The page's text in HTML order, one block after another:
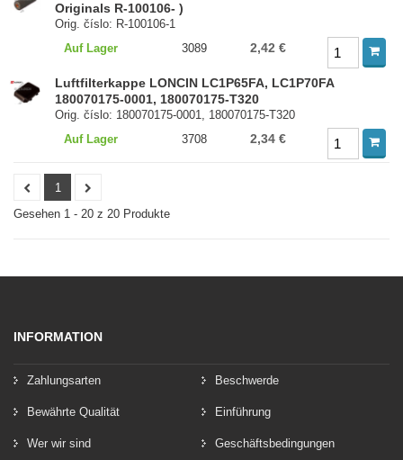
Originals R-100106- )
Orig. číslo: R-100106-1
Auf Lager
3089 2,42 €
Luftfilterkappe LONCIN LC1P65FA, LC1P70FA
180070175-0001, 180070175-T320
Orig. číslo: 180070175-0001, 180070175-T320
Auf Lager
3708 2,34 €
1
Gesehen 1 - 20 z 20 Produkte
INFORMATION
Zahlungsarten Beschwerde
Bewährte Qualität Einführung
Wer wir sind Geschäftsbedingungen